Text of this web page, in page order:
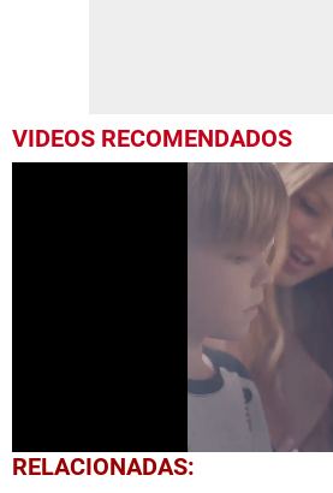
VIDEOS RECOMENDADOS
0
seconds
RELACIONADAS: